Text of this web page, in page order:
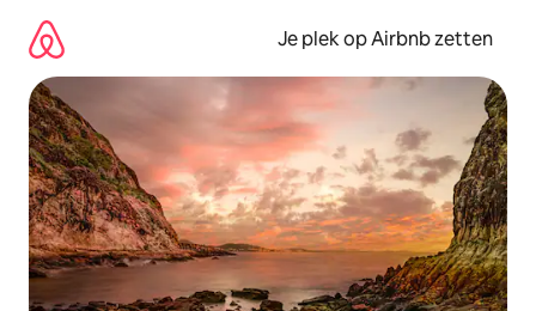
direct
naar
inhoud
Je plek op Airbnb zetten